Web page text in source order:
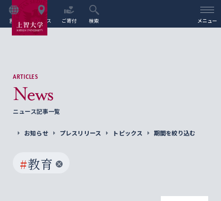
言語 アクセス ご寄付 検索 メニュー
ARTICLES
News
ニュース記事一覧
お知らせ プレスリリース トピックス 期間を絞り込む
#教育